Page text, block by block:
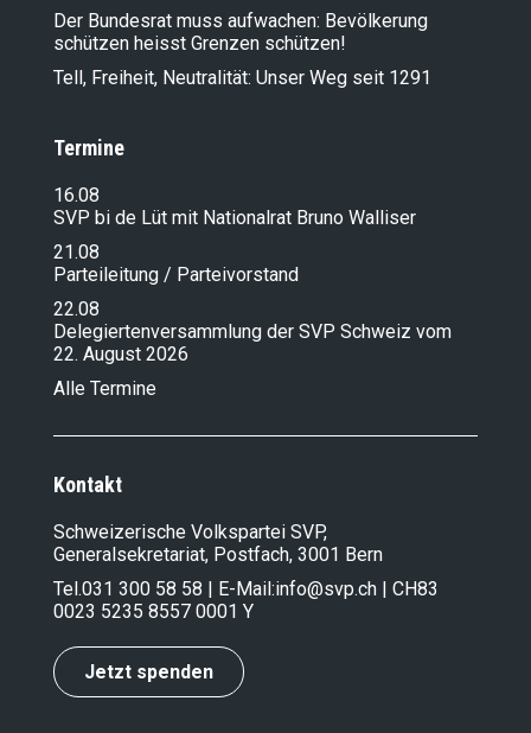
Der Bundesrat muss aufwachen: Bevölkerung
schützen heisst Grenzen schützen!
Tell, Freiheit, Neutralität: Unser Weg seit 1291
Termine
16.08
SVP bi de Lüt mit Nationalrat Bruno Walliser
21.08
Parteileitung / Parteivorstand
22.08
Delegiertenversammlung der SVP Schweiz vom
22. August 2026
Alle Termine
Kontakt
Schweizerische Volkspartei SVP,
Generalsekretariat, Postfach, 3001 Bern
Tel.031 300 58 58 | E-Mail:info@svp.ch | CH83
0023 5235 8557 0001 Y
Jetzt spenden